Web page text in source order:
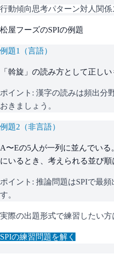
行動傾向思考パターン対人関係
松屋フーズのSPIの例題
例題1 （言語）
「斡旋」の読み方として正しい
ポイント: 漢字の読みは頻出分
おきましょう。
例題2 （非言語）
A〜Eの5人が一列に並んでい
にいるとき、考えられる並び順
ポイント: 推論問題はSPIで最
す。
実際の出題形式で練習したい方
SPIの練習問題を解く